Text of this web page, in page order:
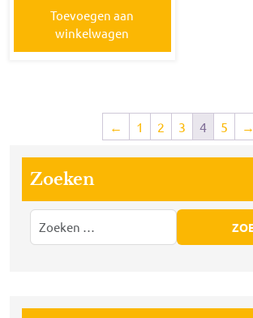
Toevoegen aan
winkelwagen
← 1 2 3 4 5 →
Zoeken